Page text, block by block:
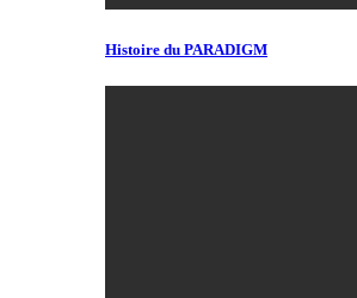
Histoire du PARADIGM